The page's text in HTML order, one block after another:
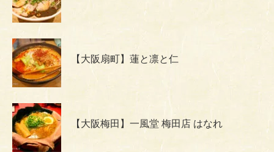
【大阪扇町】蓮と凛と仁
【大阪梅田】一風堂 梅田店 はなれ